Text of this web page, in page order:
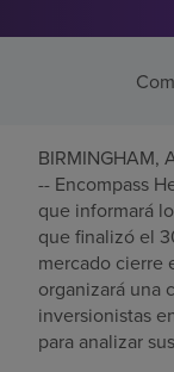
Buscar un centro
Inversores
Empleos
Pagar mi factura
BIRMINGHAM,
-- Encompass
que informará
que finalizó el
mercado cierre
organizará una
inversionistas
para analizar